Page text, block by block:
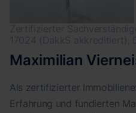
Zertifizierter
17024 (DakkS akkreditiert),
Maximilian
Als zertifizierter
Erfahrung und fundierten